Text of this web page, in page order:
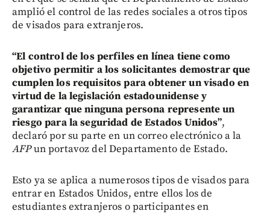
amplió el control de las redes sociales a otros tipos
de visados para extranjeros.
“El control de los perfiles en línea tiene como
objetivo permitir a los solicitantes demostrar que
cumplen los requisitos para obtener un visado en
virtud de la legislación estadounidense y
garantizar que ninguna persona represente un
riesgo para la seguridad de Estados Unidos”,
declaró por su parte en un correo electrónico a la
AFPun portavoz del Departamento de Estado.
Esto ya se aplica a numerosos tipos de visados para
entrar en Estados Unidos, entre ellos los de
estudiantes extranjeros o participantes en